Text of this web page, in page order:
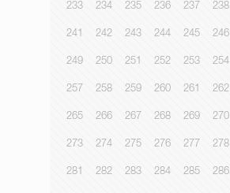
233 234 235 236 237 238
241 242 243 244 245 246
249 250 251 252 253 254
257 258 259 260 261 262
265 266 267 268 269 270
273 274 275 276 277 278
281 282 283 284 285 286